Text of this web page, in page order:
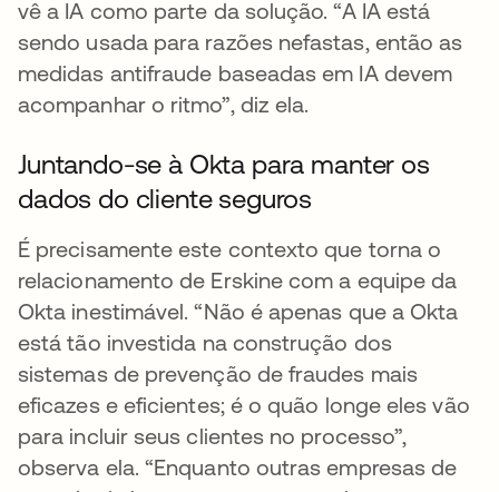
vê a IA como parte da solução. “A IA está
sendo usada para razões nefastas, então as
medidas antifraude baseadas em IA devem
acompanhar o ritmo”, diz ela.
Juntando-se à Okta para manter os
dados do cliente seguros
É precisamente este contexto que torna o
relacionamento de Erskine com a equipe da
Okta inestimável. “Não é apenas que a Okta
está tão investida na construção dos
sistemas de prevenção de fraudes mais
eficazes e eficientes; é o quão longe eles vão
para incluir seus clientes no processo”,
observa ela. “Enquanto outras empresas de